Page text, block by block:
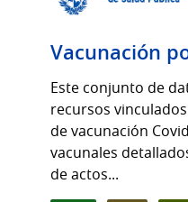
Vacunación
Este conjunto de
recursos
de vacunación
vacunales
de actos...